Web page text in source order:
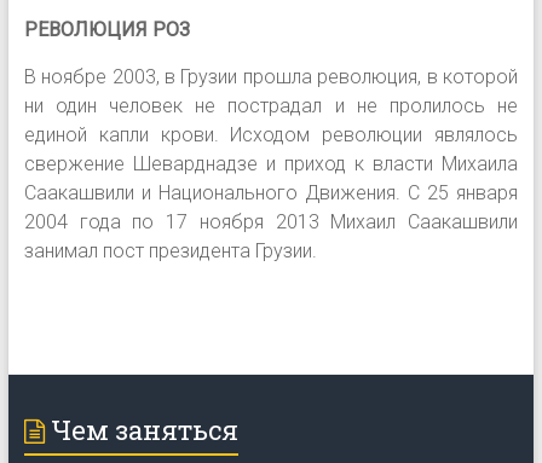
РЕВОЛЮЦИЯ РОЗ
В ноябре 2003, в Грузии прошла революция, в которой
ни один человек не пострадал и не пролилось не
единой капли крови. Исходом революции являлось
свержение Шеварднадзе и приход к власти Михаила
Саакашвили и Национального Движения. С 25 января
2004 года по 17 ноября 2013 Михаил Саакашвили
занимал пост президента Грузии.
Чем заняться